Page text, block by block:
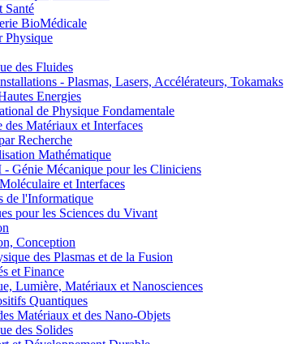
BioMédicale
Physique
des Fluides
- Plasmas, Lasers, Accélérateurs, Tokamaks
Energies
de Physique Fondamentale
Matériaux et Interfaces
Recherche
Mathématique
Mécanique pour les Cliniciens
et Interfaces
de l'Informatique
pour les Sciences du Vivant
Conception
des Plasmas et de la Fusion
et Finance
Lumière, Matériaux et Nanosciences
Quantiques
Matériaux et des Nano-Objets
des Solides